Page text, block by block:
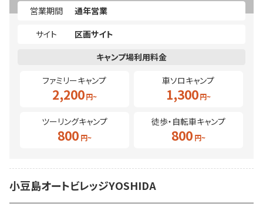
営業期間
通年営業
サイト
区画サイト
ファミリーキャンプ
2,200
車ソロキャンプ
1,300
ツーリングキャンプ
800
徒歩・自転車キャンプ
800
小豆島オートビレッジYOSHIDA